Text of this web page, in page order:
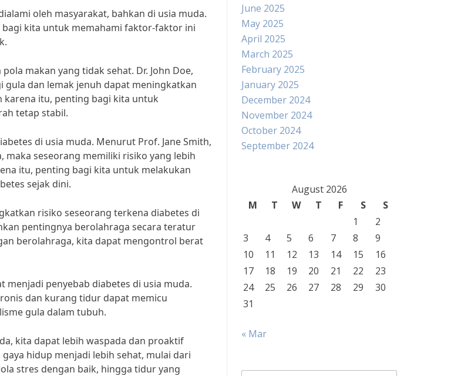
oleh masyarakat, bahkan di usia muda.
kita untuk memahami faktor-faktor ini
makan yang tidak sehat. Dr. John Doe,
gula dan lemak jenuh dapat meningkatkan
karena itu, penting bagi kita untuk
tetap stabil.
di usia muda. Menurut Prof. Jane Smith,
maka seseorang memiliki risiko yang lebih
itu, penting bagi kita untuk melakukan
sejak dini.
risiko seseorang terkena diabetes di
pentingnya berolahraga secara teratur
berolahraga, kita dapat mengontrol berat
penyebab diabetes di usia muda.
dan kurang tidur dapat memicu
gula dalam tubuh.
kita dapat lebih waspada dan proaktif
hidup menjadi lebih sehat, mulai dari
stres dengan baik, hingga tidur yang
June 2025
May 2025
April 2025
March 2025
February 2025
January 2025
December 2024
November 2024
October 2024
September 2024
August 2026
M
T W T F S
S
1
2
3
4 5 6 7 8
9
10
11 12 13 14 15
16
17
18 19 20 21 22
23
24
25 26 27 28 29
30
31
« Mar